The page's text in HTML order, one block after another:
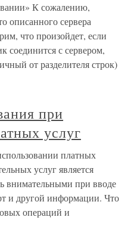
К сожалению,
описанного сервера
что произойдет, если
соединится с сервером,
от разделителя строк)
при
услуг
платных
услуг является
внимательными при вводе
и другой информации. Что
операций и